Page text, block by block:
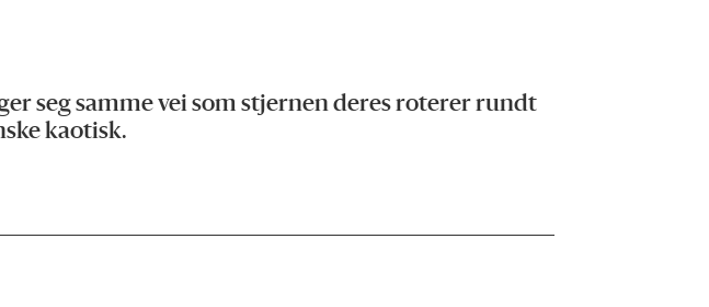
seg samme vei som stjernen deres roterer rundt
kaotisk.